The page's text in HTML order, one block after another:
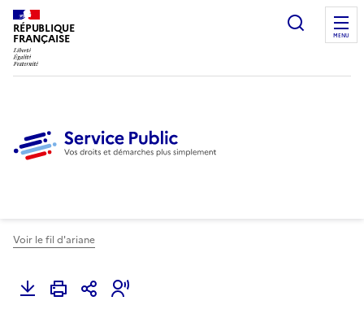
RÉPUBLIQUE
FRANÇAISE
Ouvrir
MENU
Voir le fil d'ariane